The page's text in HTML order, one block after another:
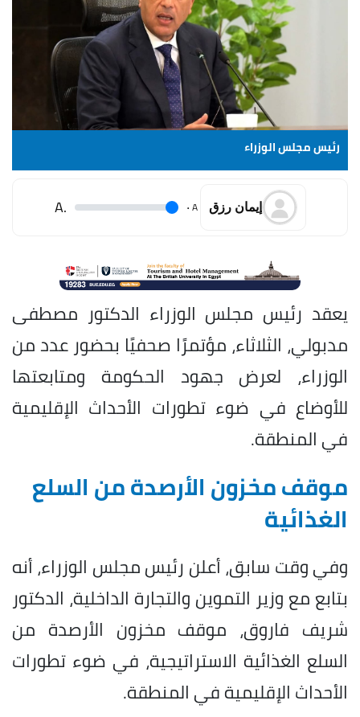
رئيس مجلس الوزراء
إيمان رزق A
.
.A
يعقد رئيس مجلس الوزراء الدكتور مصطفى
مدبولي، الثلاثاء، مؤتمرًا صحفيًا بحضور عدد من
الوزراء، لعرض جهود الحكومة ومتابعتها
للأوضاع في ضوء تطورات الأحداث الإقليمية
في المنطقة.
موقف مخزون الأرصدة من السلع
الغذائية
وفي وقت سابق، أعلن رئيس مجلس الوزراء، أنه
بتابع مع وزير التموين والتجارة الداخلية، الدكتور
شريف فاروق، موقف مخزون الأرصدة من
السلع الغذائية الاستراتيجية، في ضوء تطورات
الأحداث الإقليمية في المنطقة.